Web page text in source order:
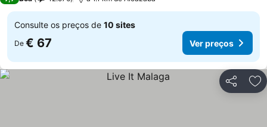
Consulte os preços de 10 sites
De € 67 Ver preços
Partilhar